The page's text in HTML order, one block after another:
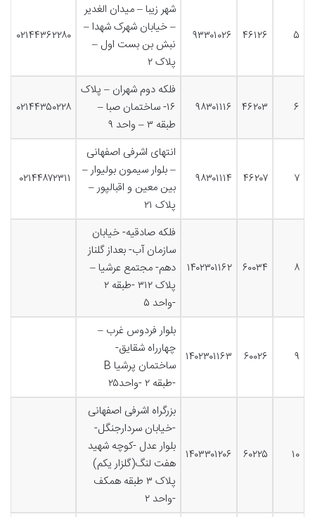
۵ ۴۶۱۲۶ ۹۳۳۰۱۰۲۶
شهر زیبا – میدان الغدیر
– خیابان شهرک شهدا –
نبش بن بست اول –
پلاک ۲
۰۲۱۴۴۳۶۲۲۸۰
۶ ۴۶۲۰۳ ۹۸۳۰۱۱۱۶
فلکه دوم شهران – پلاک
۱۶- ساختمان صبا –
طبقه ۳ – واحد ۹
۰۲۱۴۴۳۵۰۲۲۸
۷ ۴۶۲۰۷ ۹۸۳۰۱۱۱۴
انتهای اشرفی اصفهانی
– بلوار سیمون بولیوار –
بین معین و اقبالپور –
پلاک ۲۱
۰۲۱۴۴۸۷۲۳۱۱
۸ ۶۰۰۳۴ ۱۴۰۲۳۰۱۱۶۲
فلکه صادقیه- خیابان
سازمان آب- بعداز گلناز
دهم- مجتمع عرشیا –
پلاک ۳۱۲ -طبقه ۲
-واحد ۵
۹ ۶۰۰۲۶ ۱۴۰۲۳۰۱۱۶۳
بلوار فردوس غرب –
چهارراه شقایق-
ساختمان پرشیا B
-طبقه ۲ -واحد۲۵
۱۰ ۶۰۲۲۵ ۱۴۰۳۳۰۱۲۰۶
بزرگراه اشرفی اصفهانی
-خیابان سردارجنگل-
بلوار عدل -کوچه شهید
هفت لنگ(گلزار یکم)
پلاک ۳ طبقه همکف
-واحد ۲